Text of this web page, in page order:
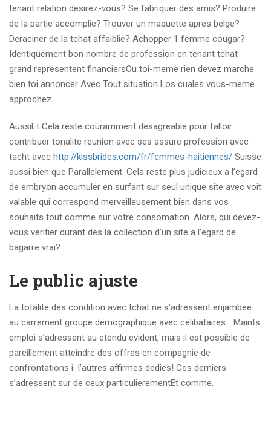
tenant relation desirez-vous? Se fabriquer des amis? Produire
de la partie accomplie? Trouver un maquette apres belge?
Deraciner de la tchat affaiblie? Achopper 1 femme cougar?
Identiquement bon nombre de profession en tenant tchat
grand representent financiersOu toi-meme rien devez marche
bien toi annoncer Avec Tout situation Los cuales vous-meme
approchez…
AussiEt Cela reste couramment desagreable pour falloir
contribuer tonalite reunion avec ses assure profession avec
tacht avec http://kissbrides.com/fr/femmes-haitiennes/ Suisse
aussi bien que Parallelement. Cela reste plus judicieux a l’egard
de embryon accumuler en surfant sur seul unique site avec voit
valable qui correspond merveilleusement bien dans vos
souhaits tout comme sur votre consomation. Alors, qui devez-
vous verifier durant des la collection d’un site a l’egard de
bagarre vrai?
Le public ajuste
La totalite des condition avec tchat ne s’adressent enjambee
au carrement groupe demographique avec celibataires… Maints
emploi s’adressent au etendu evident, mais il est possible de
pareillement atteindre des offres en compagnie de
confrontations i l’autres affirmes dedies! Ces derniers
s’adressent sur de ceux particulierementEt comme.